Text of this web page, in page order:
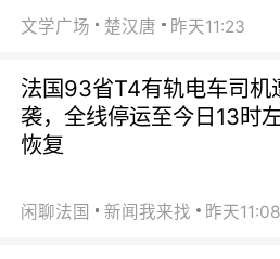
文学广场 楚汉唐 昨天11:23
法国93省T4有轨电车司机
袭，全线停运至今日13时
恢复
闲聊法国 新闻我来找 昨天11:08